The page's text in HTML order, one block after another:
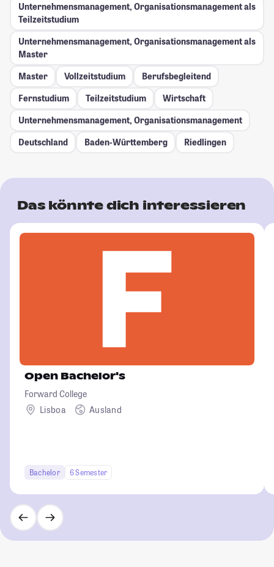
Unternehmensmanagement, Organisationsmanagement als
Teilzeitstudium
Unternehmensmanagement, Organisationsmanagement als
Master
Master
Vollzeitstudium
Berufsbegleitend
Fernstudium
Teilzeitstudium
Wirtschaft
Unternehmensmanagement, Organisationsmanagement
Deutschland
Baden-Württemberg Riedlingen
Das könnte dich interessieren
Open Bachelor's
Forward College
Lisboa
Ausland
Bachelor 6 Semester